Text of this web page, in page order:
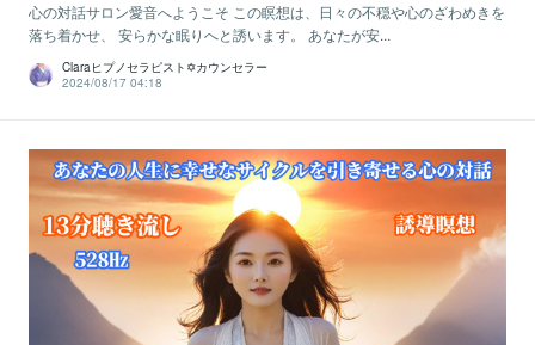
心の対話サロン愛音へようこそ この瞑想は、日々の不穏や心のざわめきを
落ち着かせ、 安らかな眠りへと誘います。 あなたが安...
Claraヒプノセラピスト✡カウンセラー
2024/08/17 04:18